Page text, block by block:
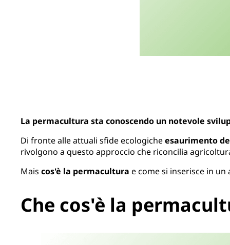
La permacultura sta conoscendo un notevole
Di fronte alle attuali sfide ecologicheesaurimento
rivolgono a questo approccio che riconcilia
Mais cos'è la permacultura e come si inserisce in un
Che cos'è la